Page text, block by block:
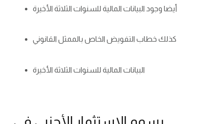
أيضا وجود البيانات المالية للسنوات الثلاثة الأخيرة
كذلك خطاب التفويض الخاص بالممثل القانوني
البيانات المالية للسنوات الثلاثة الأخيرة